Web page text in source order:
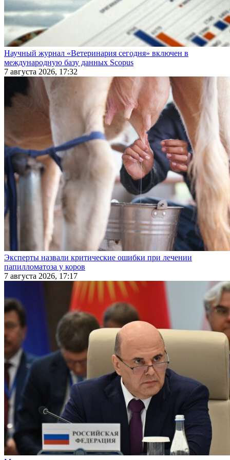
Научный журнал «Ветеринария сегодня» включен в
международную базу данных Scopus
7 августа 2026, 17:32
Эксперты назвали критические ошибки при лечении
папилломатоза у коров
7 августа 2026, 17:17